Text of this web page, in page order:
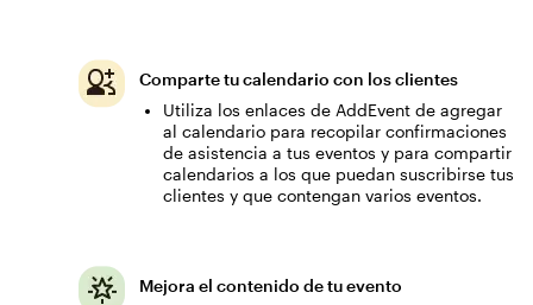
Comparte tu calendario con los clientes
Utiliza los enlaces de AddEvent de agregar
al calendario para recopilar confirmaciones
de asistencia a tus eventos y para compartir
calendarios a los que puedan suscribirse tus
clientes y que contengan varios eventos.
Mejora el contenido de tu evento